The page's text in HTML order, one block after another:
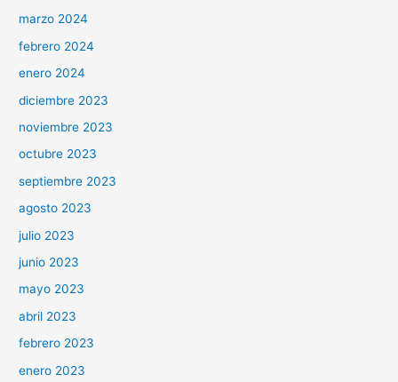
marzo 2024
febrero 2024
enero 2024
diciembre 2023
noviembre 2023
octubre 2023
septiembre 2023
agosto 2023
julio 2023
junio 2023
mayo 2023
abril 2023
febrero 2023
enero 2023